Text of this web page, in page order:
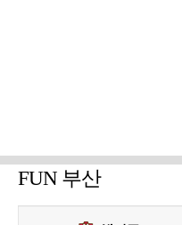
FUN 부산